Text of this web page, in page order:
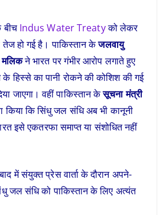
बीच Indus Water Treatyको लेकर
तेज हो गई है। पाकिस्तान केजलवायु
मलिकने भारत पर गंभीर आरोप लगाते हुए
के हिस्से का पानी रोकने की कोशिश की गई
जाएगा। वहीं पाकिस्तान केसूचना मंत्री
किया कि सिंधु जल संधि अब भी कानूनी
इसे एकतरफा समाप्त या संशोधित नहीं
में संयुक्त प्रेस वार्ता के दौरान अपने-
जल संधि को पाकिस्तान के लिए अत्यंत